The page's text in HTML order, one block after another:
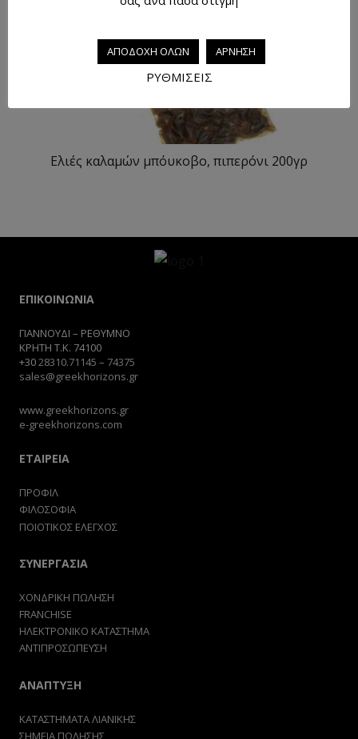
Ελιές καλαμών μπόυκοβο, πιπερόνι 200γρ
ΕΠΙΚΟΙΝΩΝΙΑ
ΓΙΑΝΝΟΥΔΙ – ΡΕΘΥΜΝΟ
ΚΡΗΤΗ Τ.Κ. 74100
+3028310.71145 – 74375
sales@greekhorizons.gr
www.greekhorizons.gr
e-greekhorizons.com
ΕΤΑΙΡΕΙΑ
ΠΡΟΦΙΛ
ΦΙΛΟΣΟΦΙΑ
ΠΟΙΟΤΙΚΟΣ ΕΛΕΓΧΟΣ
ΣΥΝΕΡΓΑΣΙΑ
ΧΟΝΔΡΙΚΗ ΠΩΛΗΣΗ
FRANCHISE
ΗΛΕΚΤΡΟΝΙΚΟ ΚΑΤΑΣΤΗΜΑ
ΑΝΤΙΠΡΟΣΩΠΕΥΣΗ
ΑΝΑΠΤΥΞΗ
ΚΑΤΑΣΤΗΜΑΤΑ ΛΙΑΝΙΚΗΣ
ΣΗΜΕΙΑ ΠΩΛΗΣΗΣ
ΑΠΟΔΟΧΗ ΟΛΩΝ ΑΡΝΗΣΗ
ΡΥΘΜΙΣΕΙΣ